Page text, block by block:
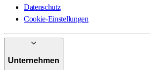
Datenschutz
Cookie-Einstellungen
Unternehmen